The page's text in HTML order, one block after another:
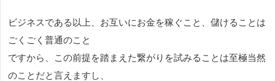
ビジネスである以上、お互いにお金を稼ぐこと、儲けることは
ごくごく普通のこと
ですから、この前提を踏まえた繋がりを試みることは至極当然
のことだと言えますし、